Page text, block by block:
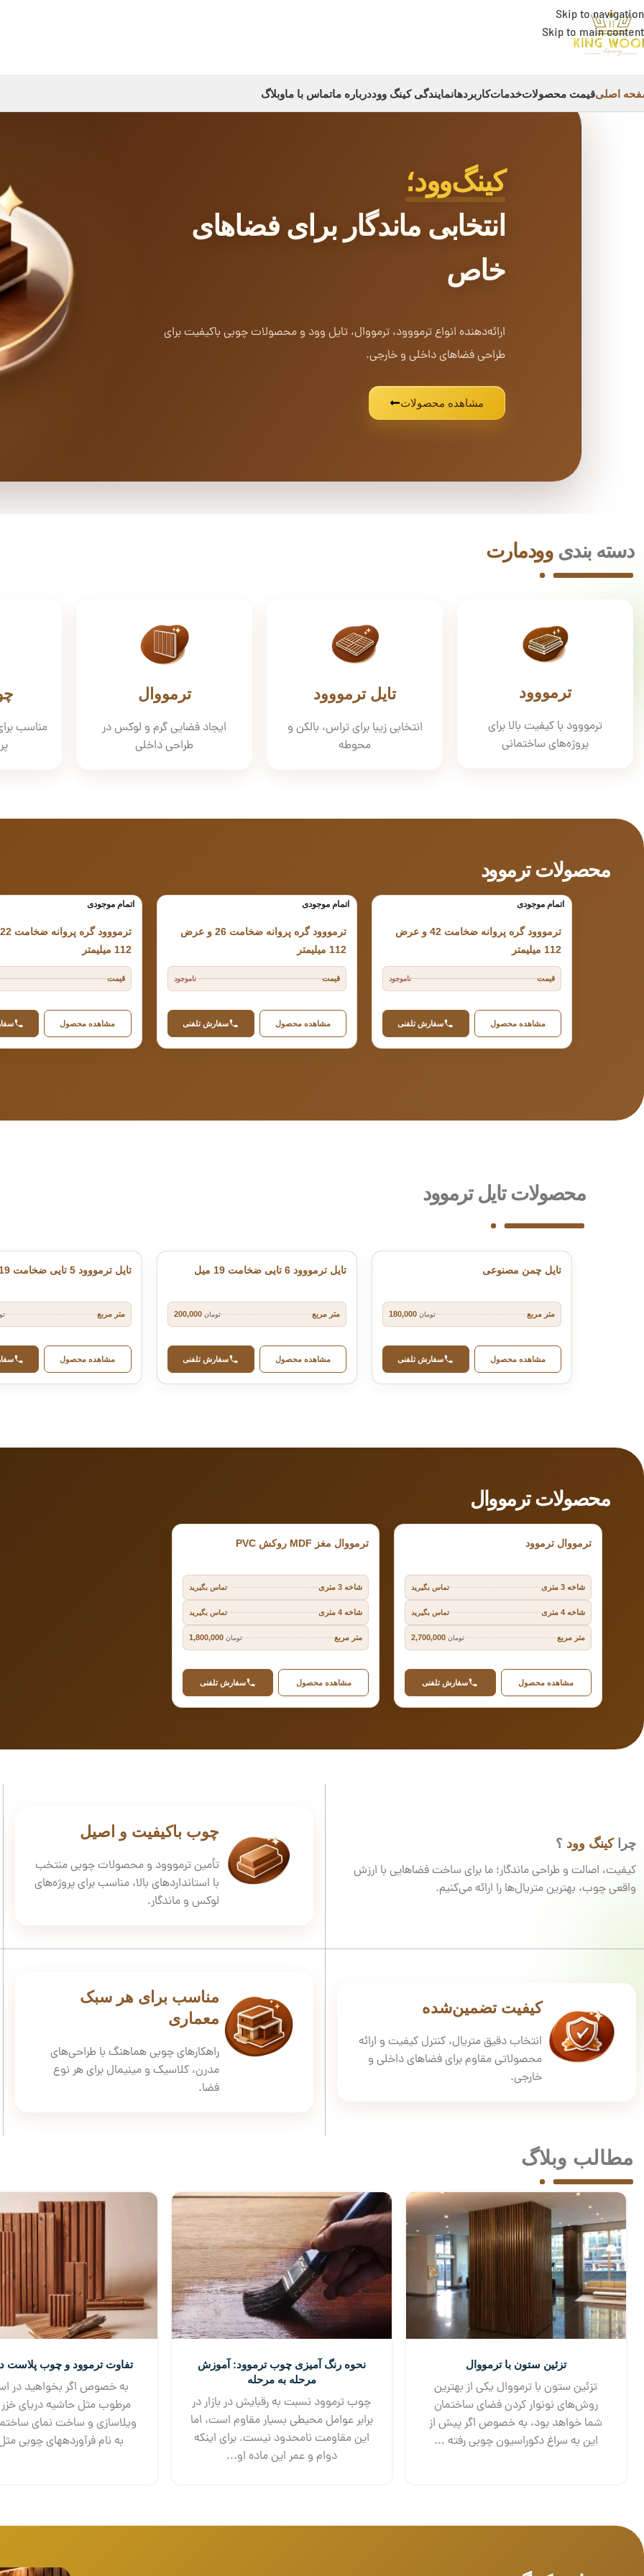
Skip to navigation
Skip to main content
اصلیقیمت محصولاتخدماتکاربردهانمایندگی کینگ ووددرباره ماتماس با ماوبلاگ
کینگ‌وود؛
انتخابی ماندگار برای فضاهای
خاص
ارائه‌دهنده انواع ترمووود، ترمووال، تایل وود و محصولات چوبی باکیفیت برای
طراحی فضاهای داخلی و خارجی.
مشاهده محصولات
دسته بندیوودمارت
ترمووود
ترمووود با کیفیت بالا برای
پروژه‌های ساختمانی
تایل ترمووود
انتخابی زیبا برای تراس، بالکن و
محوطه
ترمووال
ایجاد فضایی گرم و لوکس در
طراحی داخلی
مناسب
محصولات ترموود
اتمام موجودی
ترمووود گره پروانه ضخامت 42 و عرض
112 میلیمتر
قیمت ناموجود
مشاهده محصول سفارش تلفنی
اتمام موجودی
ترمووود گره پروانه ضخامت 26 و عرض
112 میلیمتر
قیمت ناموجود
مشاهده محصول سفارش تلفنی
اتمام موجودی
112 میلیمتر
قیمت
مشاهده محصول
محصولات تایل ترموود
تایل چمن مصنوعی
متر مربع 180,000 تومان
مشاهده محصول سفارش تلفنی
تایل ترمووود 6 تایی ضخامت 19 میل
متر مربع 200,000 تومان
مشاهده محصول سفارش تلفنی
تایل ترمووود 5 تایی ضخامت 19 میل
متر مربع
مشاهده محصول
محصولات ترمووال
ترمووال ترموود
شاخه 3 متری تماس بگیرید
شاخه 4 متری تماس بگیرید
متر مربع 2,700,000تومان
مشاهده محصول سفارش تلفنی
ترمووال مغز MDF روکش PVC
شاخه 3 متری تماس بگیرید
شاخه 4 متری تماس بگیرید
متر مربع 1,800,000 تومان
مشاهده محصول سفارش تلفنی
چراکینگ وود ؟
کیفیت، اصالت و طراحی ماندگار؛ ما برای ساخت فضاهایی با ارزش
واقعی چوب، بهترین متریال‌ها را ارائه می‌کنیم.
چوب باکیفیت و اصیل
تأمین ترمووود و محصولات چوبی منتخب
با استانداردهای بالا، مناسب برای پروژه‌های
لوکس و ماندگار.
کیفیت تضمین‌شده
انتخاب دقیق متریال، کنترل کیفیت و ارائه
محصولاتی مقاوم برای فضاهای داخلی و
خارجی.
مناسب برای هر سبک
معماری
راهکارهای چوبی هماهنگ با طراحی‌های
مدرن، کلاسیک و مینیمال برای هر نوع
فضا.
مطالب وبلاگ
تزئین ستون با ترمووال
تزئین ستون با ترمووال یکی از بهترین
روش‌های نونوار کردن فضای ساختمان
شما خواهد بود، به خصوص اگر پیش از
این به سراغ دکوراسیون چوبی رفته ...
نحوه رنگ آمیزی چوب ترموود: آموزش
مرحله به مرحله
چوب ترموود نسبت به رقبایش در بازار در
برابر عوامل محیطی بسیار مقاوم است، اما
این مقاومت نامحدود نیست. برای اینکه
دوام و عمر این ماده او...
تفاوت ترموود و چوب پلاست
به خصوص اگر بخواهید در
مرطوب مثل حاشیه دریای خزر
ویلاسازی و ساخت نمای
به نام فرآورده‎های چوبی مثل ترم...